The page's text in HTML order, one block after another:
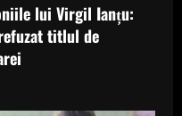
lui Virgil Ianțu:
titlul de